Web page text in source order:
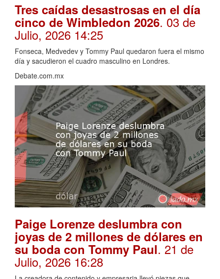
Tres caídas desastrosas en el día
cinco de Wimbledon 2026. 03 de
Julio, 2026 14:25
Fonseca, Medvedev y Tommy Paul quedaron fuera el mismo
día y sacudieron el cuadro masculino en Londres.
Debate.com.mx
Paige Lorenze deslumbra con
joyas de 2 millones de dólares en
su boda con Tommy Paul. 21 de
Julio, 2026 16:28